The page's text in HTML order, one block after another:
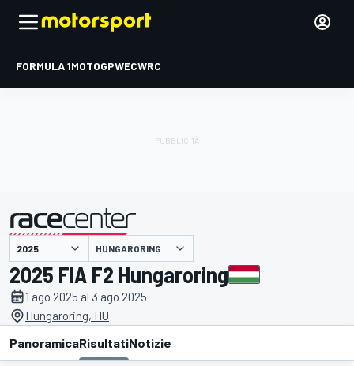
FORMULA 1MOTOGPWECWRC
presentato da HUNGARORING
2025 FIA F2 Hungaroring
1 ago 2025 al 3 ago 2025
Hungaroring, HU
PanoramicaRisultatiNotizie